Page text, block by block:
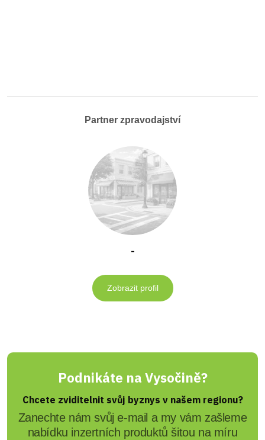
Partner zpravodajství
-
Zobrazit profil
Podnikáte na Vysočině?
Chcete zviditelnit svůj byznys v našem regionu?
Zanechte nám svůj e-mail a my vám zašleme
nabídku inzertních produktů šitou na míru